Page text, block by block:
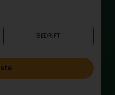
BEDRIFT